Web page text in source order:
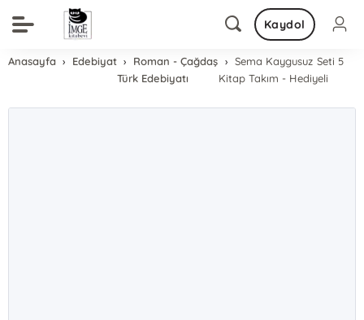
Kaydol
Anasayfa Edebiyat
Roman - Çağdaş
Türk Edebiyatı
Sema Kaygusuz Seti 5
Kitap Takım - Hediyeli